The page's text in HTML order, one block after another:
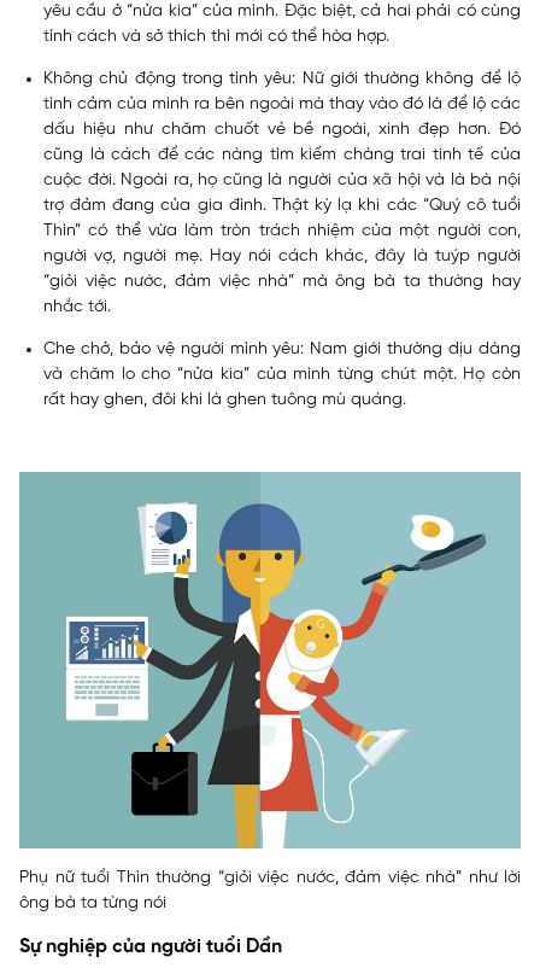
yêu cầu ở “nửa kia” của mình. Đặc biệt, cả hai phải có cùng
tính cách và sở thích thì mới có thể hòa hợp.
Không chủ động trong tình yêu: Nữ giới thường không để lộ
tình cảm của mình ra bên ngoài mà thay vào đó là để lộ các
dấu hiệu như chăm chuốt vẻ bề ngoài, xinh đẹp hơn. Đó
cũng là cách để các nàng tìm kiếm chàng trai tinh tế của
cuộc đời. Ngoài ra, họ cũng là người của xã hội và là bà nội
trợ đảm đang của gia đình. Thật kỳ lạ khi các “Quý cô tuổi
Thìn” có thể vừa làm tròn trách nhiệm của một người con,
người vợ, người mẹ. Hay nói cách khác, đây là tuýp người
“giỏi việc nước, đảm việc nhà” mà ông bà ta thường hay
nhắc tới.
Che chở, bảo vệ người mình yêu: Nam giới thường dịu dàng
và chăm lo cho “nửa kia” của mình từng chút một. Họ còn
rất hay ghen, đôi khi là ghen tuông mù quáng.
Phụ nữ tuổi Thìn thường “giỏi việc nước, đảm việc nhà” như lời
ông bà ta từng nói
Sự nghiệp của người tuổi Dần